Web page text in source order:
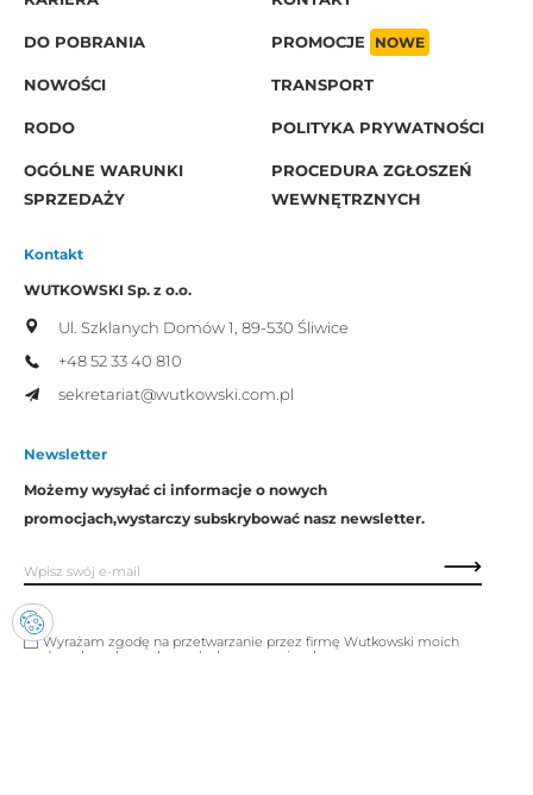
DO POBRANIA PROMOCJE NOWE
NOWOŚCI TRANSPORT
RODO POLITYKA PRYWATNOŚCI
OGÓLNE WARUNKI
SPRZEDAŻY
PROCEDURA ZGŁOSZEŃ
WEWNĘTRZNYCH
Kontakt
WUTKOWSKI Sp. z o.o.
Ul. Szklanych Domów 1, 89-530 Śliwice
+48 52 33 40 810
sekretariat@wutkowski.com.pl
Newsletter
Możemy wysyłać ci informacje o nowych
promocjach,wystarczy subskrybować nasz newsletter.
Wyrażam zgodę na przetwarzanie przez firmę Wutkowski moich
danych osobowych w celach promocyjnych.